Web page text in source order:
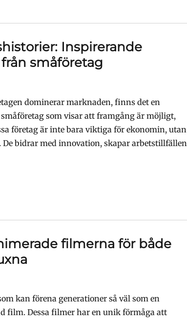
Inspirerande
småföretag
dominerar marknaden, finns det en
småföretag som visar att framgång är möjligt,
företag är inte bara viktiga för ekonomin, utan
De bidrar med innovation, skapar arbetstillfällen
filmerna för både
kan förena generationer så väl som en
film. Dessa filmer har en unik förmåga att